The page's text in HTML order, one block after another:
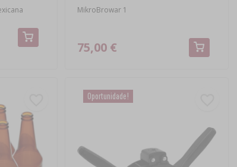
MikroBrowar 1
75,00 €
Oportunidade!